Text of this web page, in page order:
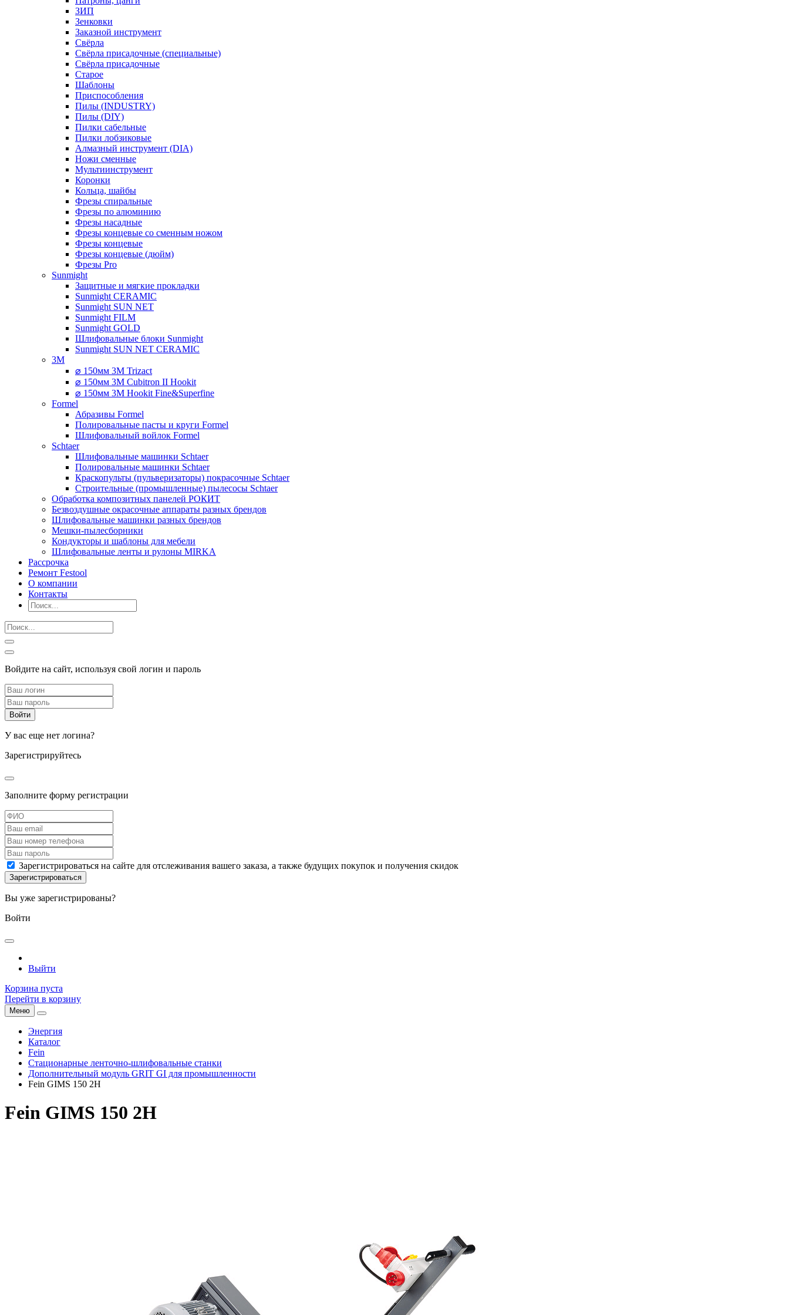
ЗИП
Зенковки
Заказной инструмент
Свёрла
Свёрла присадочные (специальные)
Свёрла присадочные
Старое
Шаблоны
Приспособления
Пилы (INDUSTRY)
Пилы (DIY)
Пилки сабельные
Пилки лобзиковые
Алмазный инструмент (DIA)
Ножи сменные
Мультиинструмент
Коронки
Кольца, шайбы
Фрезы спиральные
Фрезы по алюминию
Фрезы насадные
Фрезы концевые со сменным ножом
Фрезы концевые
Фрезы концевые (дюйм)
Фрезы Pro
Sunmight
Защитные и мягкие прокладки
Sunmight CERAMIC
Sunmight SUN NET
Sunmight FILM
Sunmight GOLD
Шлифовальные блоки Sunmight
Sunmight SUN NET CERAMIC
3M
⌀ 150мм 3M Trizact
⌀ 150мм 3M Cubitron II Hookit
⌀ 150мм 3M Hookit Fine&Superfine
Formel
Абразивы Formel
Полировальные пасты и круги Formel
Шлифовальный войлок Formel
Schtaer
Шлифовальные машинки Schtaer
Полировальные машинки Schtaer
Краскопульты (пульверизаторы) покрасочные Schtaer
Строительные (промышленные) пылесосы Schtaer
Обработка композитных панелей РОКИТ
Безвоздушные окрасочные аппараты разных брендов
Шлифовальные машинки разных брендов
Мешки-пылесборники
Кондукторы и шаблоны для мебели
Шлифовальные ленты и рулоны MIRKA
Рассрочка
Ремонт Festool
О компании
Контакты
Войдите на сайт, используя свой логин и пароль
У вас еще нет логина?
Зарегистрируйтесь
Заполните форму регистрации
Зарегистрироваться на сайте для отслеживания вашего заказа, а также будущих покупок и получения скидок
Вы уже зарегистрированы?
Войти
Выйти
Корзина пуста
Перейти в корзину
Меню
Энергия
Каталог
Fein
Стационарные ленточно-шлифовальные станки
Дополнительный модуль GRIT GI для промышленности
Fein GIMS 150 2H
Fein GIMS 150 2H